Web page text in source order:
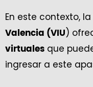
En este contexto, la
Valencia (VIU)
virtuales que
ingresar a este